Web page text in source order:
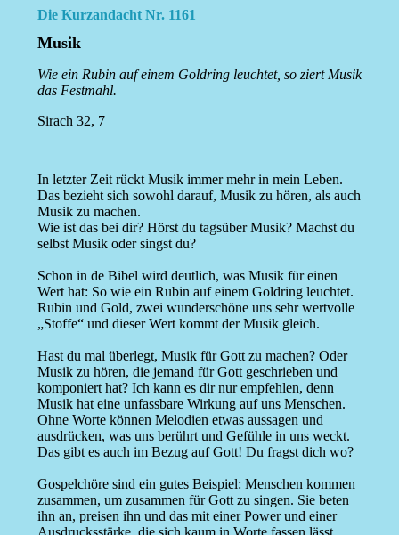
Die Kurzandacht Nr. 1161
Musik
Wie ein Rubin auf einem Goldring leuchtet, so ziert Musik
das Festmahl.
Sirach 32, 7
In letzter Zeit rückt Musik immer mehr in mein Leben.
Das bezieht sich sowohl darauf, Musik zu hören, als auch
Musik zu machen.
Wie ist das bei dir? Hörst du tagsüber Musik? Machst du
selbst Musik oder singst du?
Schon in de Bibel wird deutlich, was Musik für einen
Wert hat: So wie ein Rubin auf einem Goldring leuchtet.
Rubin und Gold, zwei wunderschöne uns sehr wertvolle
„Stoffe“ und dieser Wert kommt der Musik gleich.
Hast du mal überlegt, Musik für Gott zu machen? Oder
Musik zu hören, die jemand für Gott geschrieben und
komponiert hat? Ich kann es dir nur empfehlen, denn
Musik hat eine unfassbare Wirkung auf uns Menschen.
Ohne Worte können Melodien etwas aussagen und
ausdrücken, was uns berührt und Gefühle in uns weckt.
Das gibt es auch im Bezug auf Gott! Du fragst dich wo?
Gospelchöre sind ein gutes Beispiel: Menschen kommen
zusammen, um zusammen für Gott zu singen. Sie beten
ihn an, preisen ihn und das mit einer Power und einer
Ausdrucksstärke, die sich kaum in Worte fassen lässt.